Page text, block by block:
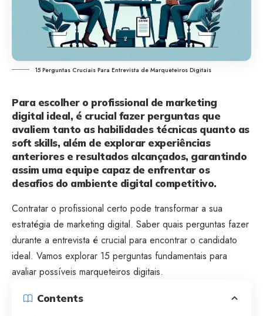
15 Perguntas Cruciais Para Entrevista de Marqueteiros Digitais
Para escolher o profissional de marketing
digital ideal, é crucial fazer perguntas que
avaliem tanto as habilidades técnicas quanto as
soft skills, além de explorar experiências
anteriores e resultados alcançados, garantindo
assim uma equipe capaz de enfrentar os
desafios do ambiente digital competitivo.
Contratar o profissional certo pode transformar a sua
estratégia de marketing digital. Saber quais perguntas fazer
durante a entrevista é crucial para encontrar o candidato
ideal. Vamos explorar 15 perguntas fundamentais para
avaliar possíveis marqueteiros digitais.
Contents